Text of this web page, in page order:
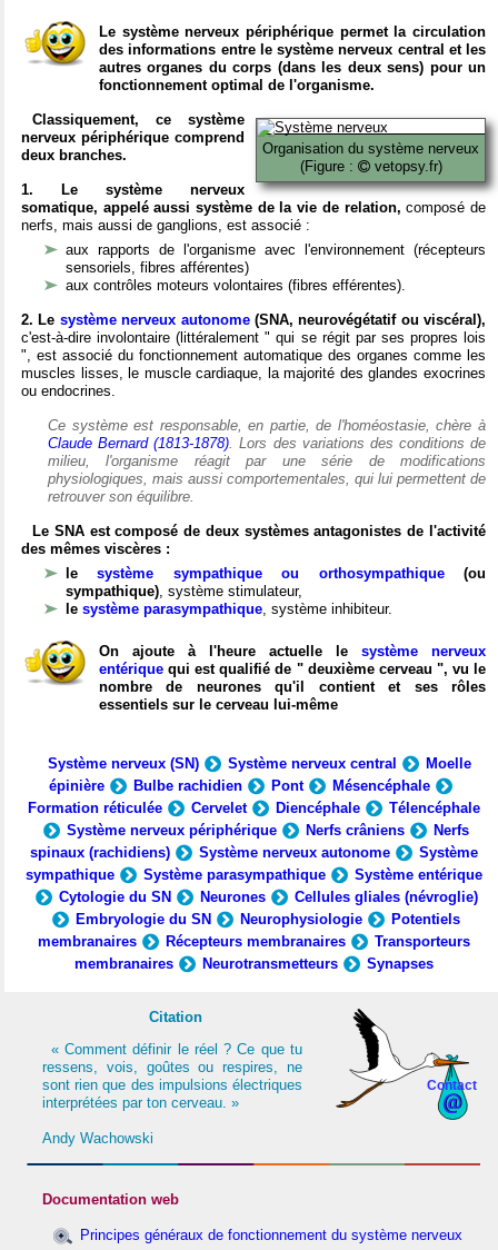
Le système nerveux périphérique permet la circulation
des informations entre le système nerveux central et les
autres organes du corps (dans les deux sens) pour un
fonctionnement optimal de l'organisme.
Organisation du système nerveux
(Figure :
vetopsy.fr)
Classiquement, ce système
nerveux périphérique comprend
deux branches.
1. Le système nerveux
somatique, appelé aussi système de la vie de relation, composé de
nerfs, mais aussi de ganglions, est associé :
aux rapports de l'organisme avec l'environnement (récepteurs
sensoriels, fibres afférentes)
aux contrôles moteurs volontaires (fibres efférentes).
2. Le système nerveux autonome(SNA, neurovégétatif ou viscéral),
c'est-à-dire involontaire (littéralement " qui se régit par ses propres lois
", est associé du fonctionnement automatique des organes comme les
muscles lisses, le muscle cardiaque, la majorité des glandes exocrines
ou endocrines.
Ce système est responsable, en partie, de l'homéostasie, chère à
Claude Bernard (1813-1878). Lors des variations des conditions de
milieu, l'organisme réagit par une série de modifications
physiologiques, mais aussi comportementales, qui lui permettent de
retrouver son équilibre.
Le SNA est composé de deux systèmes antagonistes de l'activité
des mêmes viscères :
lesystème sympathique ou orthosympathique(ou
sympathique), système stimulateur,
le système parasympathique, système inhibiteur.
On ajoute à l'heure actuelle le système nerveux
entérique qui est qualifié de " deuxième cerveau ", vu le
nombre de neurones qu'il contient et ses rôles
essentiels sur le cerveau lui-même
Système nerveux (SN) Système nerveux central
Moelle
épinière
Bulbe rachidien Pont
Mésencéphale
Formation réticulée
Cervelet Diencéphale
Télencéphale
Système nerveux périphérique
Nerfs crâniens
Nerfs
spinaux (rachidiens)
Système nerveux autonome
Système
sympathique
Système parasympathique
Système entérique
Cytologie du SN
Neurones
Cellules gliales (névroglie)
Embryologie du SN
Neurophysiologie
Potentiels
membranaires
Récepteurs membranaires
Transporteurs
membranaires
Neurotransmetteurs Synapses
Contact
Citation
« Comment définir le réel ? Ce que tu
ressens, vois, goûtes ou respires, ne
sont rien que des impulsions électriques
interprétées par ton cerveau. »
Andy Wachowski
Documentation web
Principes généraux de fonctionnement du système nerveux